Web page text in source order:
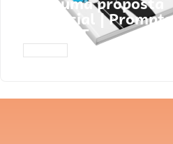
comercial | Prompts
ChatGPT